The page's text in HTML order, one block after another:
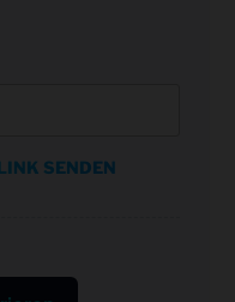
SENDEN